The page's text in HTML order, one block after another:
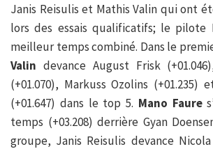
Janis Reisulis et Mathis Valin qui ont
lors des essais qualificatifs; le pilote
meilleur temps combiné. Dans le
Valin devance August Frisk
(+01.070), Markuss Ozolins (+01.235)
(+01.647) dans le top 5. Mano Faure
temps (+03.208) derrière Gyan
groupe, Janis Reisulis devance Nicola